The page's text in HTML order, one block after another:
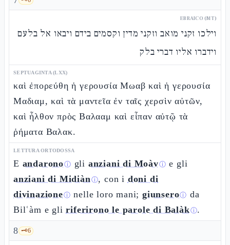
EBRAICO (MT)
וילכו זקני מואב וזקני מדין וקסמים בידם ויבאו אל בלעם
וידברו אליו דברי בלק
SEPTUAGINTA (LXX)
καὶ ἐπορεύθη ἡ γερουσία Μωαβ καὶ ἡ γερουσία
Μαδιαμ, καὶ τὰ μαντεῖα ἐν ταῖς χερσὶν αὐτῶν,
καὶ ἦλθον πρὸς Βαλααμ καὶ εἶπαν αὐτῷ τὰ
ῥήματα Βαλακ.
LETTURA ORTODOSSA
E andaronoⓘ gli anziani di Moàvⓘ e gli
anziani di Midiànⓘ, con i doni di
divinazioneⓘ nelle loro mani;giunseroⓘ da
Bilʿàm e gliriferirono le parole di Balàkⓘ.
8 🗝️6